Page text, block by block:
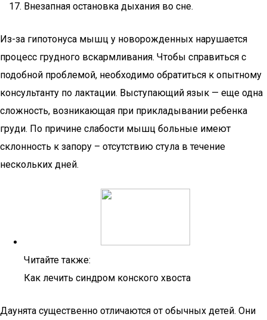
Внезапная остановка дыхания во сне.
Из-за гипотонуса мышц у новорожденных нарушается
процесс грудного вскармливания. Чтобы справиться с
подобной проблемой, необходимо обратиться к опытному
консультанту по лактации. Выступающий язык — еще одна
сложность, возникающая при прикладывании ребенка
груди. По причине слабости мышц больные имеют
склонность к запору – отсутствию стула в течение
нескольких дней.
Читайте также:
Как лечить синдром конского хвоста
Даунята существенно отличаются от обычных детей. Они